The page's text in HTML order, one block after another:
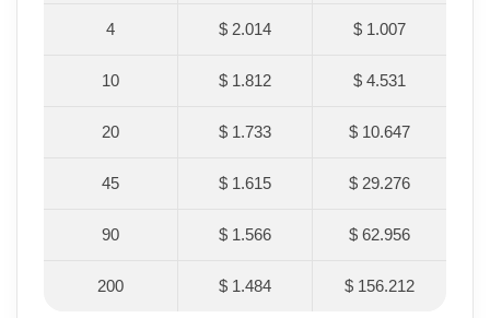
4 $ 2.014 $ 1.007
10 $ 1.812 $ 4.531
20 $ 1.733 $ 10.647
45 $ 1.615 $ 29.276
90 $ 1.566 $ 62.956
200 $ 1.484 $ 156.212